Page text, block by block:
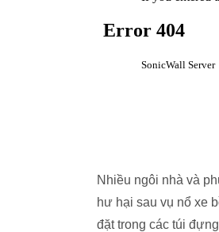
Nhiều ngôi nhà và
hư hại sau vụ nổ xe
đặt trong các túi